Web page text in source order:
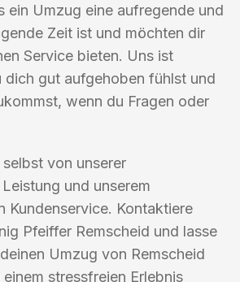
ein Umzug eine aufregende und
Zeit ist und möchten dir
Service bieten. Uns ist
gut aufgehoben fühlst und
wenn du Fragen oder
von unserer
und unserem
Kundenservice. Kontaktiere
Pfeiffer Remscheid und lasse
Umzug von Remscheid
stressfreien Erlebnis